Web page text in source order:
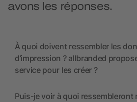
avons les réponses.
À quoi doivent ressembler les
d’impression ? allbranded
service pour les créer ?
Puis-je voir à quoi ressembleront